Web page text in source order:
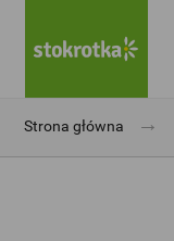
Strona główna →